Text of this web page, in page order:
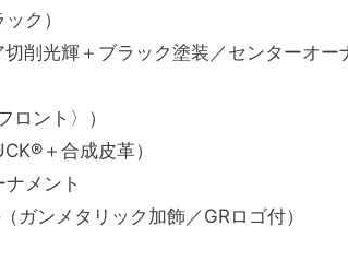
ク）
削光輝＋ブラック塗装／センターオー
ント〉）
＋合成皮革）
メント
ンメタリック加飾／GRロゴ付）